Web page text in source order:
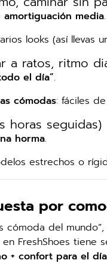
amortiguación media.
looks (así llevas
a ratos, ritmo
el día”.
cómodas: fáciles
horas seguidas)
horma.
estrechos o
por
cómoda del
FreshShoes
+ confort para el